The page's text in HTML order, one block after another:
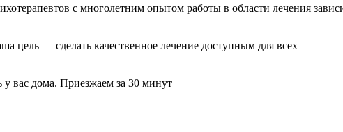
с многолетним опытом работы в области лечения
цель — сделать качественное лечение доступным для всех
у вас дома. Приезжаем за 30 минут